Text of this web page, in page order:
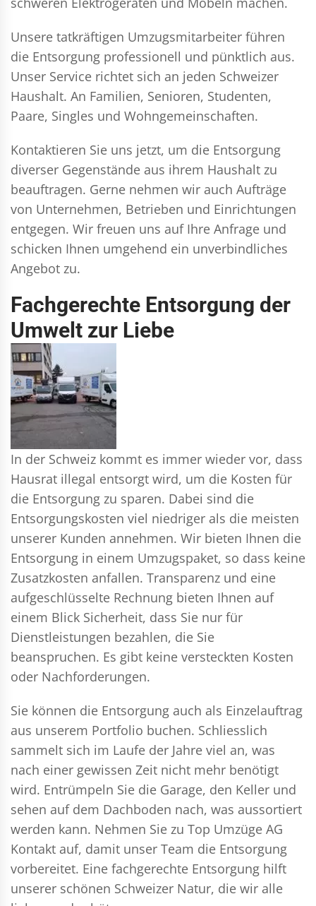
Unsere tatkräftigen Umzugsmitarbeiter führen
die Entsorgung professionell und pünktlich aus.
Unser Service richtet sich an jeden Schweizer
Haushalt. An Familien, Senioren, Studenten,
Paare, Singles und Wohngemeinschaften.
Kontaktieren Sie uns jetzt, um die Entsorgung
diverser Gegenstände aus ihrem Haushalt zu
beauftragen. Gerne nehmen wir auch Aufträge
von Unternehmen, Betrieben und Einrichtungen
entgegen. Wir freuen uns auf Ihre Anfrage und
schicken Ihnen umgehend ein unverbindliches
Angebot zu.
Fachgerechte Entsorgung der
Umwelt zur Liebe
In der Schweiz kommt es immer wieder vor, dass
Hausrat illegal entsorgt wird, um die Kosten für
die Entsorgung zu sparen. Dabei sind die
Entsorgungskosten viel niedriger als die meisten
unserer Kunden annehmen. Wir bieten Ihnen die
Entsorgung in einem Umzugspaket, so dass keine
Zusatzkosten anfallen. Transparenz und eine
aufgeschlüsselte Rechnung bieten Ihnen auf
einem Blick Sicherheit, dass Sie nur für
Dienstleistungen bezahlen, die Sie
beanspruchen. Es gibt keine versteckten Kosten
oder Nachforderungen.
Sie können die Entsorgung auch als Einzelauftrag
aus unserem Portfolio buchen. Schliesslich
sammelt sich im Laufe der Jahre viel an, was
nach einer gewissen Zeit nicht mehr benötigt
wird. Entrümpeln Sie die Garage, den Keller und
sehen auf dem Dachboden nach, was aussortiert
werden kann. Nehmen Sie zu Top Umzüge AG
Kontakt auf, damit unser Team die Entsorgung
vorbereitet. Eine fachgerechte Entsorgung hilft
unserer schönen Schweizer Natur, die wir alle